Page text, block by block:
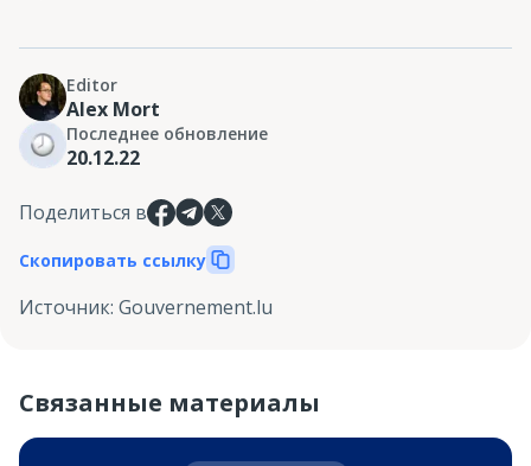
Editor
Alex Mort
Последнее обновление
20.12.22
Поделиться в
Скопировать ссылку
Источник: Gouvernement.lu
Связанные материалы